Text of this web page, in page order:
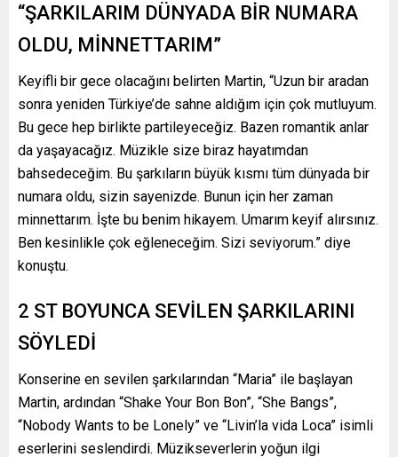
“ŞARKILARIM DÜNYADA BİR NUMARA
OLDU, MİNNETTARIM”
Keyifli bir gece olacağını belirten Martin, “Uzun bir aradan
sonra yeniden Türkiye’de sahne aldığım için çok mutluyum.
Bu gece hep birlikte partileyeceğiz. Bazen romantik anlar
da yaşayacağız. Müzikle size biraz hayatımdan
bahsedeceğim. Bu şarkıların büyük kısmı tüm dünyada bir
numara oldu, sizin sayenizde. Bunun için her zaman
minnettarım. İşte bu benim hikayem. Umarım keyif alırsınız.
Ben kesinlikle çok eğleneceğim. Sizi seviyorum.” diye
konuştu.
2 ST BOYUNCA SEVİLEN ŞARKILARINI
SÖYLEDİ
Konserine en sevilen şarkılarından “Maria” ile başlayan
Martin, ardından “Shake Your Bon Bon”, “She Bangs”,
“Nobody Wants to be Lonely” ve “Livin’la vida Loca” isimli
eserlerini seslendirdi. Müzikseverlerin yoğun ilgi